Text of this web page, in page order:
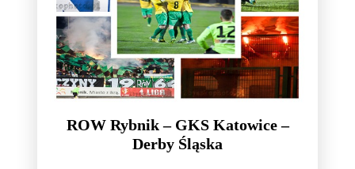
ROW Rybnik – GKS Katowice –
Derby Śląska